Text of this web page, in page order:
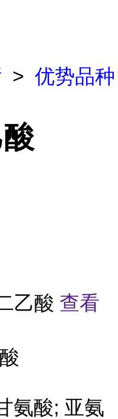
> 优势品种
乙酸 查看
氨酸; 亚氨